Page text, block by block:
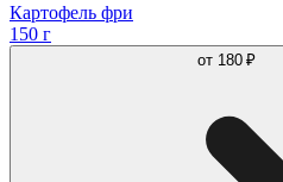
Картофель фри
150 г
от 180 ₽